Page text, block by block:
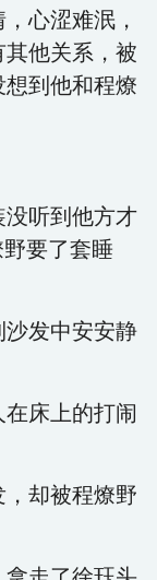
心涩难泯，
他关系，被
到他和程燎
听到他方才
要了套睡
发中安安静
床上的打闹
却被程燎野